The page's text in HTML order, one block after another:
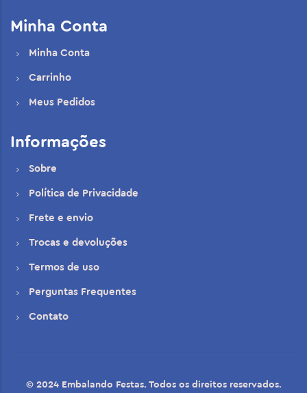
Minha Conta
Minha Conta
Carrinho
Meus Pedidos
Informações
Sobre
Política de Privacidade
Frete e envio
Trocas e devoluções
Termos de uso
Perguntas Frequentes
Contato
© 2024 Embalando Festas. Todos os direitos reservados.